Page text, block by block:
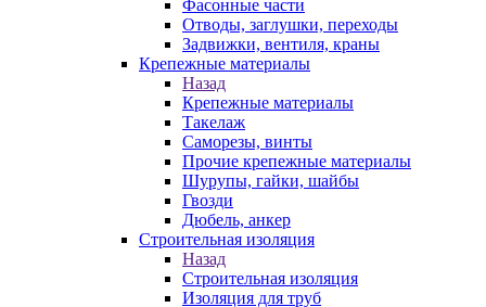
Фасонные части
Отводы, заглушки, переходы
Задвижки, вентиля, краны
Крепежные материалы
Назад
Крепежные материалы
Такелаж
Саморезы, винты
Прочие крепежные материалы
Шурупы, гайки, шайбы
Гвозди
Дюбель, анкер
Строительная изоляция
Назад
Строительная изоляция
Изоляция для труб